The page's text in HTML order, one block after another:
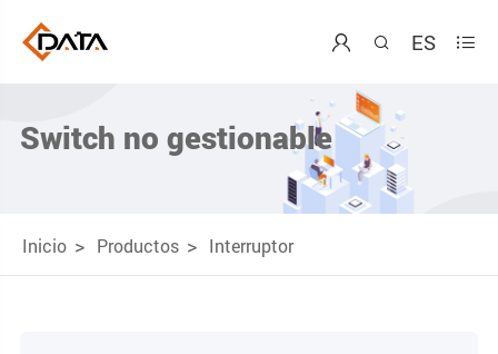
  ES 
Switch no gestionable
Inicio Productos Interruptor